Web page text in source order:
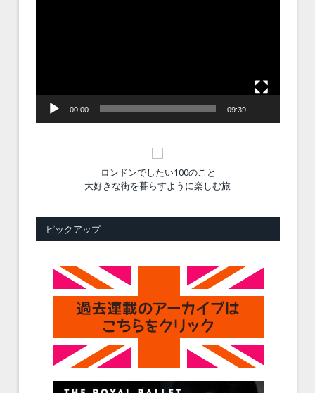
00:00 09:39
ロンドンでしたい100のこと
大好きな街を暮らすように楽しむ旅
ピックアップ